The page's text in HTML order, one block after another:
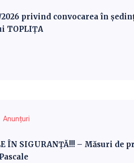
2026 privind convocarea în
TOPLIȚA
Anunțuri
ÎN SIGURANȚĂ!!! – Măsuri